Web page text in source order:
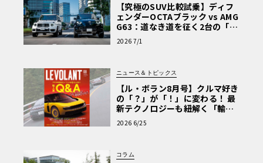
【究極のSUV比較試乗】ディフ
ェンダーOCTAブラック vs AMG
G63：道なき道を征く2台の「対
極的アプローチ」
2026 7/1
ニュース＆トピックス
【ル・ボラン8月号】クルマ好き
の「？」が「！」に変わる！ 最
新テクノロジーも紐解く「輸入
車Q&A」
2026 6/25
コラム